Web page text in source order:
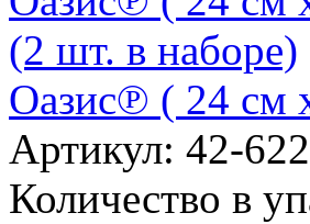
Оазис℗ ( 24 см
Артикул: 42-
Количество в